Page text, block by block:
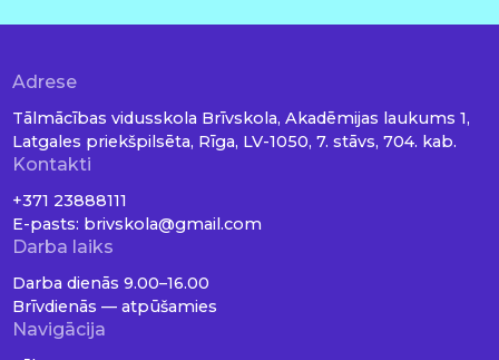
Navigācija
Adrese
Tālmācības vidusskola Brīvskola, Akadēmijas laukums 1,
Latgales priekšpilsēta, Rīga, LV-1050, 7. stāvs, 704. kab.
Kontakti
+371 23888111
E-pasts: brivskola@gmail.com
Darba laiks
Darba dienās 9.00–16.00
Brīvdienās — atpūšamies